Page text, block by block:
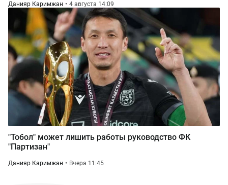
Данияр Каримжан 4 августа 14:09
"Тобол" может лишить работы руководство ФК
"Партизан"
Данияр Каримжан Вчера 11:45